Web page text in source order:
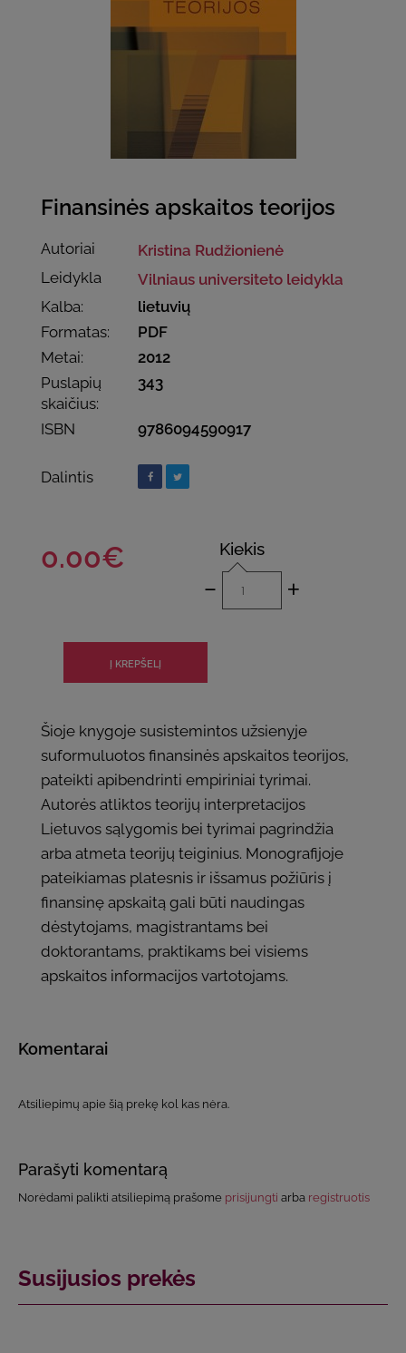
Finansinės apskaitos teorijos
Autoriai
Kristina Rudžionienė
Leidykla
Vilniaus universiteto leidykla
Kalba:
lietuvių
Formatas:
PDF
Metai:
2012
Puslapių
skaičius:
343
ISBN 9786094590917
Dalintis
0.00€ Kiekis
- +
Šioje knygoje susistemintos užsienyje
suformuluotos finansinės apskaitos teorijos,
pateikti apibendrinti empiriniai tyrimai.
Autorės atliktos teorijų interpretacijos
Lietuvos sąlygomis bei tyrimai pagrindžia
arba atmeta teorijų teiginius. Monografijoje
pateikiamas platesnis ir išsamus požiūris į
finansinę apskaitą gali būti naudingas
dėstytojams, magistrantams bei
doktorantams, praktikams bei visiems
apskaitos informacijos vartotojams.
Komentarai
Atsiliepimų apie šią prekę kol kas nėra.
Parašyti komentarą
Norėdami palikti atsiliepimą prašome prisijungti arba registruotis
Susijusios prekės